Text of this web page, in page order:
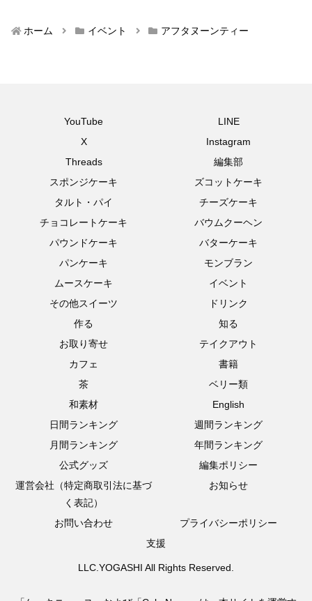
ホーム イベント アフタヌーンティー
YouTube
LINE
X
Instagram
Threads
編集部
スポンジケーキ
ズコットケーキ
タルト・パイ
チーズケーキ
チョコレートケーキ
バウムクーヘン
パウンドケーキ
バターケーキ
パンケーキ
モンブラン
ムースケーキ
イベント
その他スイーツ
ドリンク
作る
知る
お取り寄せ
テイクアウト
カフェ
書籍
茶
ベリー類
和素材
English
日間ランキング
週間ランキング
月間ランキング
年間ランキング
公式グッズ
編集ポリシー
運営会社（特定商取引法に基づ
く表記）
お知らせ
お問い合わせ
プライバシーポリシー
支援
LLC.YOGASHI All Rights Reserved.